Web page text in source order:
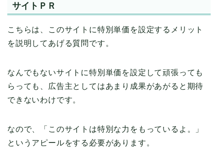
サイトＰＲ
こちらは、このサイトに特別単価を設定するメリット
を説明してあげる質問です。
なんでもないサイトに特別単価を設定して頑張っても
らっても、広告主としてはあまり成果があがると期待
できないわけです。
なので、「このサイトは特別な力をもっているよ。」
というアピールをする必要があります。